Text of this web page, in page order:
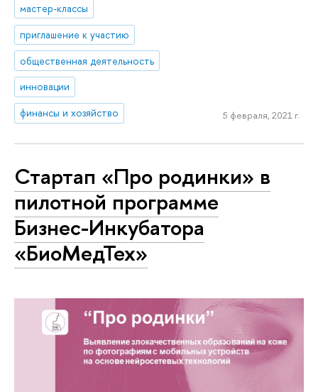
мастер-классы
приглашение к участию
общественная деятельность
инновации
финансы и хозяйство
5 февраля, 2021 г.
Стартап «Про родинки» в
пилотной программе
Бизнес-Инкубатора
«БиоМедТех»